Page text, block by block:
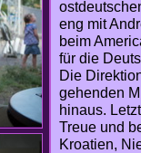
eng mit
beim
für die
Die
gehenden
hinaus.
Treue und
Kroatien,